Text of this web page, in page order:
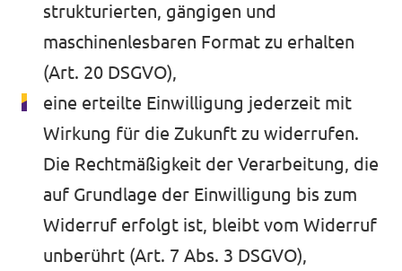
strukturierten, gängigen und
maschinenlesbaren Format zu erhalten
(Art. 20 DSGVO),
eine erteilte Einwilligung jederzeit mit
Wirkung für die Zukunft zu widerrufen.
Die Rechtmäßigkeit der Verarbeitung, die
auf Grundlage der Einwilligung bis zum
Widerruf erfolgt ist, bleibt vom Widerruf
unberührt (Art. 7 Abs. 3 DSGVO),